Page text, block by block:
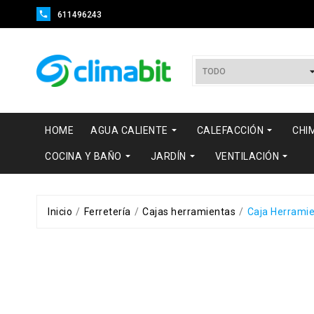
 611496243
HOME AGUA CALIENTE  CALEFACCIÓN 
COCINA Y BAÑO  JARDÍN  VENTILACIÓN 
Inicio Ferretería Cajas herramientas Caja